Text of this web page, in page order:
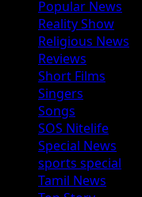
Popular News
Reality Show
Religious News
Reviews
Short Films
Singers
Songs
SOS Nitelife
Special News
sports special
Tamil News